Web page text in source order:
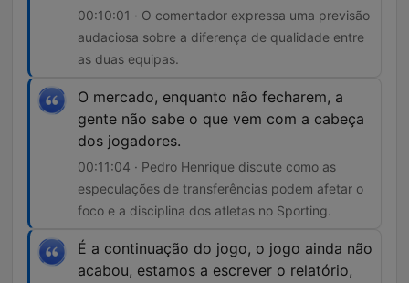
00:10:01 · O comentador expressa uma previsão
audaciosa sobre a diferença de qualidade entre
as duas equipas.
O mercado, enquanto não fecharem, a
gente não sabe o que vem com a cabeça
dos jogadores.
00:11:04 · Pedro Henrique discute como as
especulações de transferências podem afetar o
foco e a disciplina dos atletas no Sporting.
É a continuação do jogo, o jogo ainda não
acabou, estamos a escrever o relatório,